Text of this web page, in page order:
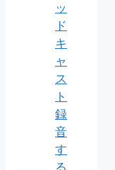
ッ
ド
キ
ャ
ス
ト
録
音
す